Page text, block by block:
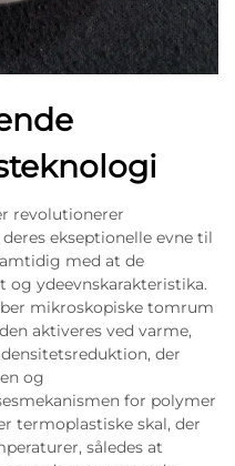
revolutionerer
ekseptionelle evne til
med at de
ydeevnskarakteristika.
mikroskopiske tomrum
aktiveres ved varme,
der
og
for polymer
termoplastiske skal, der
således at